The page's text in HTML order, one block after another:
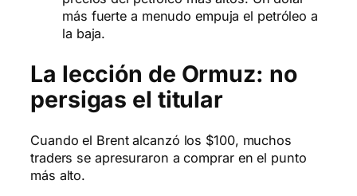
más fuerte a menudo empuja el petróleo a
la baja.
La lección de Ormuz: no
persigas el titular
Cuando el Brent alcanzó los $100, muchos
traders se apresuraron a comprar en el punto
más alto.